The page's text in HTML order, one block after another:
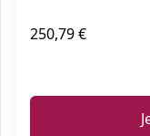
250,79 €